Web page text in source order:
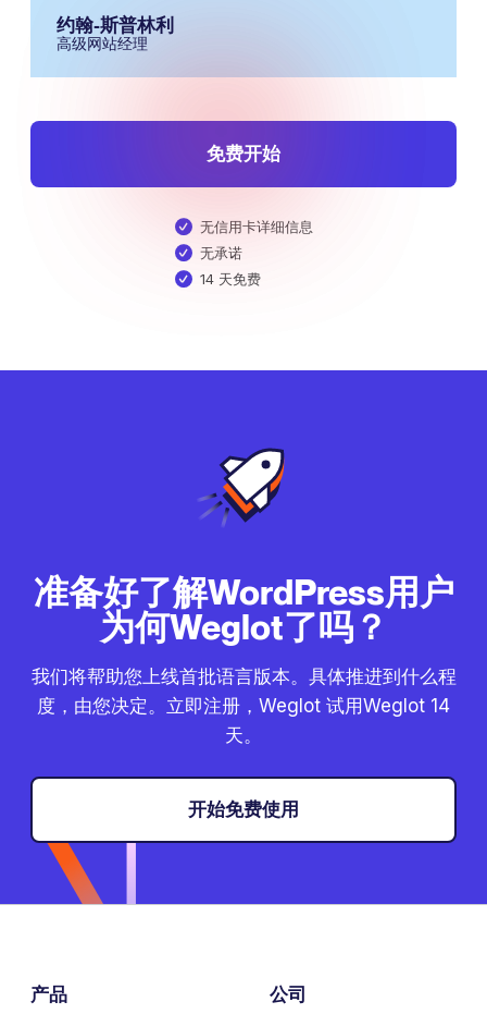
约翰-斯普林利
高级网站经理
免费开始
无信用卡详细信息
无承诺
14 天免费
准备好了解WordPress用户
为何Weglot了吗？
我们将帮助您上线首批语言版本。具体推进到什么程
度，由您决定。立即注册，Weglot 试用Weglot 14
天。
开始免费使用
产品 公司